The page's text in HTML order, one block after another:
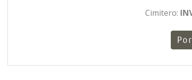
Cimitero: